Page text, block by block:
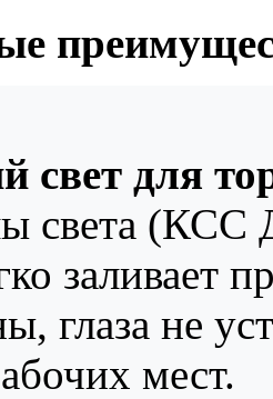
свет для
света (КСС
заливает
глаза не
мест.